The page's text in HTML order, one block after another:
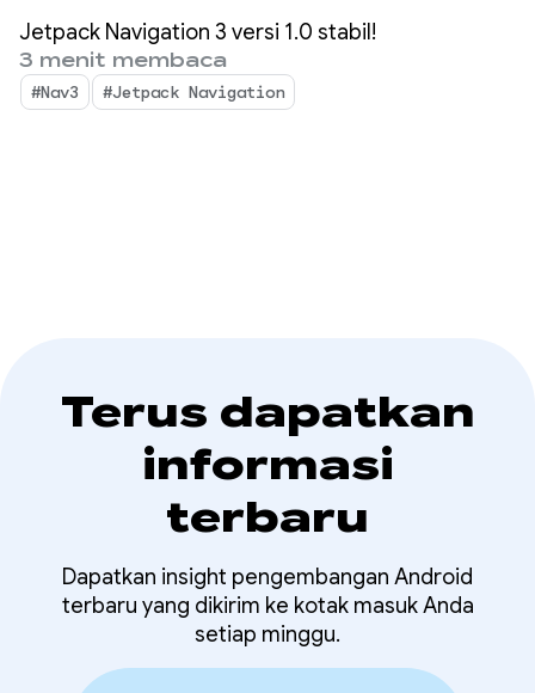
Jetpack Navigation 3 versi 1.0 stabil!
3 menit membaca
#Nav3 #Jetpack Navigation
Terus dapatkan
informasi
terbaru
Dapatkan insight pengembangan Android
terbaru yang dikirim ke kotak masuk Anda
setiap minggu.